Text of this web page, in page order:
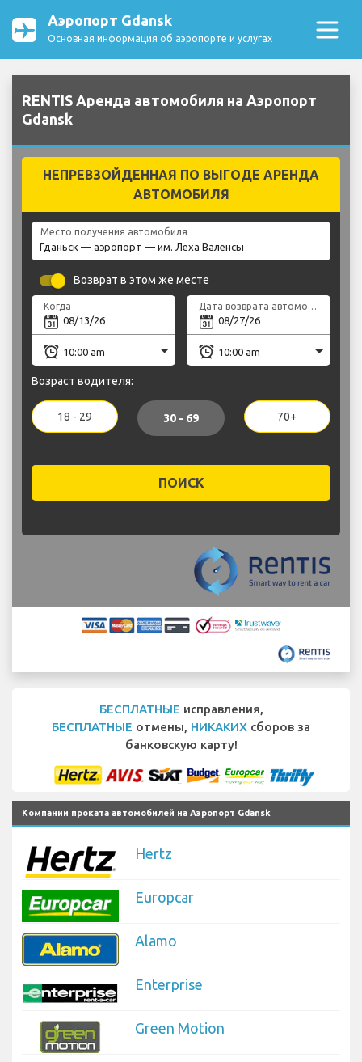
Аэропорт Gdansk
Основная информация об аэропорте и услугах
RENTIS Аренда автомобиля на Аэропорт
Gdansk
НЕПРЕВЗОЙДЕННАЯ ПО ВЫГОДЕ АРЕНДА
АВТОМОБИЛЯ
Место получения автомобиля
Возврат в этом же месте
Когда Дата возврата автомобиля
Возраст водителя:
18 - 29 30 - 69 70+
ПОИСК
БЕСПЛАТНЫЕ исправления,
БЕСПЛАТНЫЕ отмены, НИКАКИХ сборов за
банковскую карту!
Компании проката автомобилей на Аэропорт Gdansk
Hertz
Europcar
Alamo
Enterprise
Green Motion